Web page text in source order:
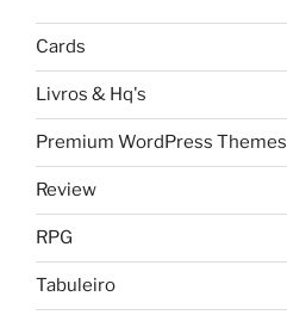
Cards
Livros & Hq's
Premium WordPress Themes
Review
RPG
Tabuleiro